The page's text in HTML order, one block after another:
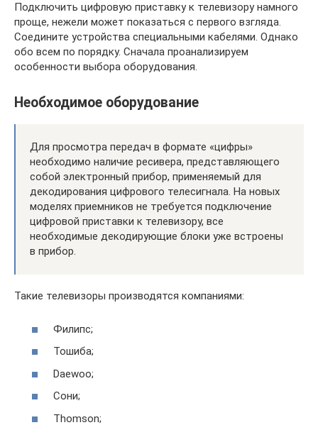
Подключить цифровую приставку к телевизору намного
проще, нежели может показаться с первого взгляда.
Соедините устройства специальными кабелями. Однако
обо всем по порядку. Сначала проанализируем
особенности выбора оборудования.
Необходимое оборудование
Для просмотра передач в формате «цифры»
необходимо наличие ресивера, представляющего
собой электронный прибор, применяемый для
декодирования цифрового телесигнала. На новых
моделях приемников не требуется подключение
цифровой приставки к телевизору, все
необходимые декодирующие блоки уже встроены
в прибор.
Такие телевизоры производятся компаниями:
Филипс;
Тошиба;
Daewoo;
Сони;
Thomson;